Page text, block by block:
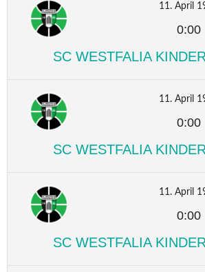
11. April
0:00
SC WESTFALIA
11. April
0:00
SC WESTFALIA
11. April
0:00
SC WESTFALIA